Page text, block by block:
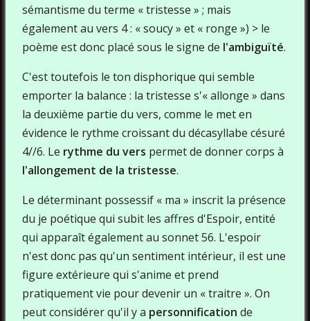
sémantisme du terme « tristesse » ; mais
également au vers 4 : « soucy » et « ronge ») > le
poème est donc placé sous le signe de l'ambiguïté.
C'est toutefois le ton disphorique qui semble
emporter la balance : la tristesse s'« allonge » dans
la deuxième partie du vers, comme le met en
évidence le rythme croissant du décasyllabe césuré
4//6. Le rythme du vers permet de donner corps à
l'allongement de la tristesse.
Le déterminant possessif « ma » inscrit la présence
du je poétique qui subit les affres d'Espoir, entité
qui apparaît également au sonnet 56. L'espoir
n'est donc pas qu'un sentiment intérieur, il est une
figure extérieure qui s'anime et prend
pratiquement vie pour devenir un « traitre ». On
peut considérer qu'il y a personnification de